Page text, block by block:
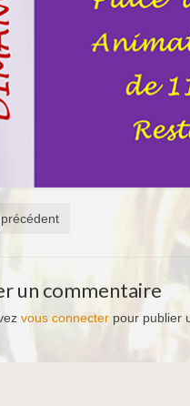
un commentaire
vous connecter pour publier